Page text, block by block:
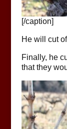
[/caption]
He will cut
Finally, he
that they